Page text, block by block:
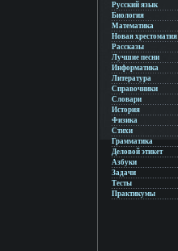
Русский язык
Биология
Математика
Новая хрестоматия
Рассказы
Лучшие песни
Информатика
Литература
Справочники
Словари
История
Физика
Стихи
Грамматика
Деловой этикет
Азбуки
Задачи
Тесты
Практикумы